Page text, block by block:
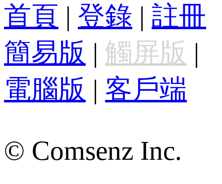
首頁 | 登錄 | 註冊
簡易版 | 觸屏版 |
電腦版 | 客戶端
© Comsenz Inc.